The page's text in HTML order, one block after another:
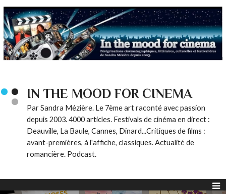
IN THE MOOD FOR CINEMA
Par Sandra Mézière. Le 7ème art raconté avec passion
depuis 2003. 4000 articles. Festivals de cinéma en direct :
Deauville, La Baule, Cannes, Dinard...Critiques de films :
avant-premières, à l'affiche, classiques. Actualité de
romancière. Podcast.